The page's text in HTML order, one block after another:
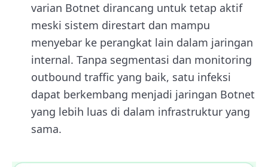
varian Botnet dirancang untuk tetap aktif
meski sistem direstart dan mampu
menyebar ke perangkat lain dalam jaringan
internal. Tanpa segmentasi dan monitoring
outbound traffic yang baik, satu infeksi
dapat berkembang menjadi jaringan Botnet
yang lebih luas di dalam infrastruktur yang
sama.